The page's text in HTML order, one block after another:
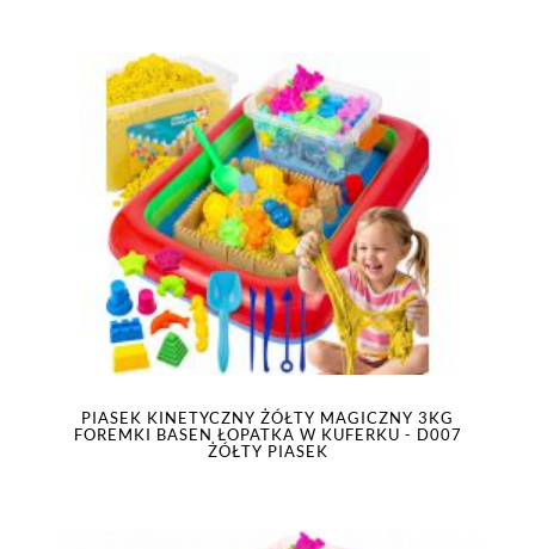
PIASEK KINETYCZNY ŻÓŁTY MAGICZNY 3KG
FOREMKI BASEN ŁOPATKA W KUFERKU - D007
ŻÓŁTY PIASEK